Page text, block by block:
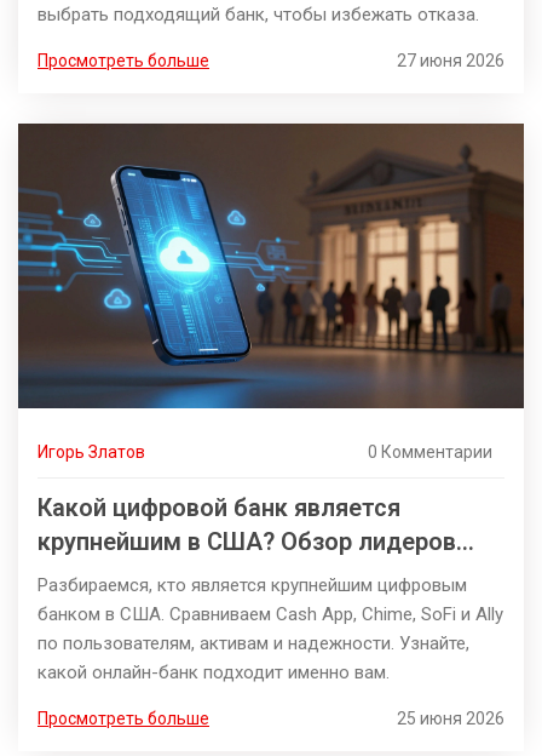
выбрать подходящий банк, чтобы избежать отказа.
Просмотреть больше 27 июня 2026
Игорь Златов 0 Комментарии
Какой цифровой банк является
крупнейшим в США? Обзор лидеров
рынка
Разбираемся, кто является крупнейшим цифровым
банком в США. Сравниваем Cash App, Chime, SoFi и Ally
по пользователям, активам и надежности. Узнайте,
какой онлайн-банк подходит именно вам.
Просмотреть больше 25 июня 2026